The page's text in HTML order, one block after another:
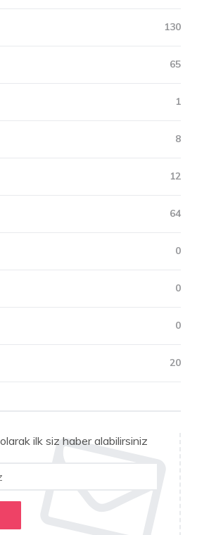
130
65
1
8
12
64
0
0
0
20
ilk siz haber alabilirsiniz